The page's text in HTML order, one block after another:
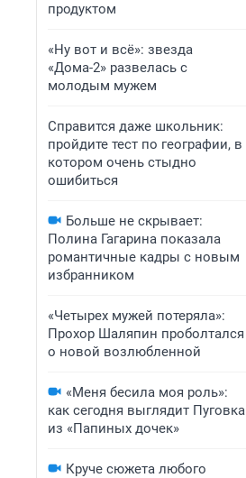
продуктом
«Ну вот и всё»: звезда
«Дома-2» развелась с
молодым мужем
Справится даже школьник:
пройдите тест по географии, в
котором очень стыдно
ошибиться
Больше не скрывает:
Полина Гагарина показала
романтичные кадры с новым
избранником
«Четырех мужей потеряла»:
Прохор Шаляпин проболтался
о новой возлюбленной
«Меня бесила моя роль»:
как сегодня выглядит Пуговка
из «Папиных дочек»
Круче сюжета любого